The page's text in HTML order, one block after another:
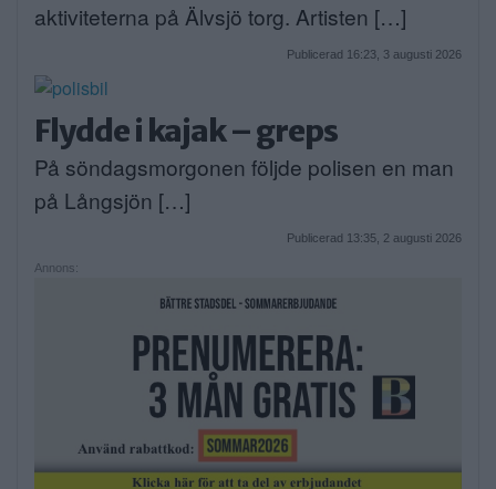
aktiviteterna på Älvsjö torg. Artisten […]
Publicerad 16:23, 3 augusti 2026
Flydde i kajak – greps
På söndagsmorgonen följde polisen en man
på Långsjön […]
Publicerad 13:35, 2 augusti 2026
Annons: